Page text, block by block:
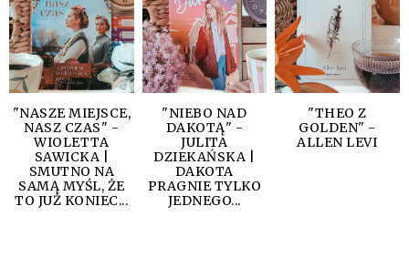
"NASZE MIEJSCE,
NASZ CZAS" -
WIOLETTA
SAWICKA |
SMUTNO NA
SAMĄ MYŚL, ŻE
TO JUŻ KONIEC...
"NIEBO NAD
DAKOTĄ" -
JULITA
DZIEKAŃSKA |
DAKOTA
PRAGNIE TYLKO
JEDNEGO...
"THEO Z
GOLDEN" -
ALLEN LEVI